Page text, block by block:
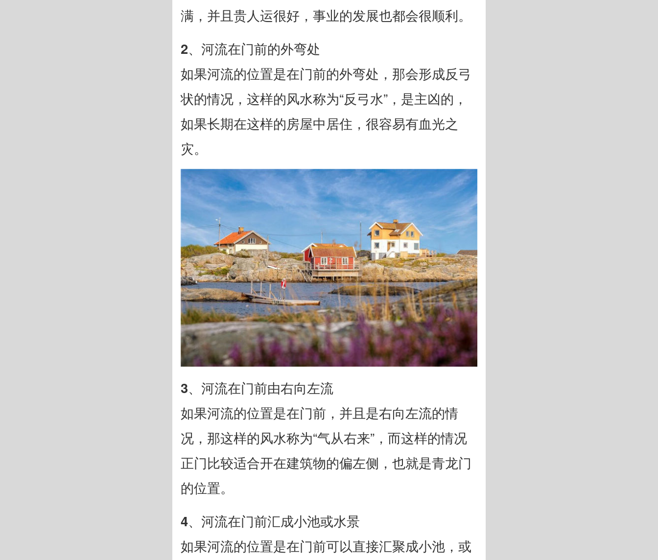
满，并且贵人运很好，事业的发展也都会很顺利。
2、河流在门前的外弯处
如果河流的位置是在门前的外弯处，那会形成反弓
状的情况，这样的风水称为“反弓水”，是主凶的，
如果长期在这样的房屋中居住，很容易有血光之
灾。
3、河流在门前由右向左流
如果河流的位置是在门前，并且是右向左流的情
况，那这样的风水称为“气从右来”，而这样的情况
正门比较适合开在建筑物的偏左侧，也就是青龙门
的位置。
4、河流在门前汇成小池或水景
如果河流的位置是在门前可以直接汇聚成小池，或